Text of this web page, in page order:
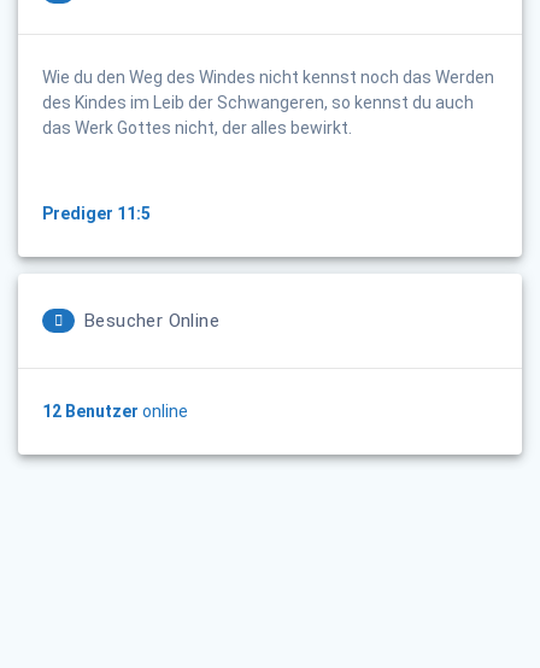
Wie du den Weg des Windes nicht kennst noch das Werden
des Kindes im Leib der Schwangeren, so kennst du auch
das Werk Gottes nicht, der alles bewirkt.
Prediger 11:5
Besucher Online
12 Benutzer online